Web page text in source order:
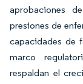
aprobaciones
presiones de
capacidades de
marco
respaldan el